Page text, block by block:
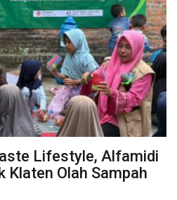
Lifestyle, Alfamidi
Klaten Olah Sampah